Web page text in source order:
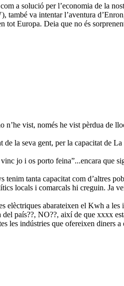
a solució per l’economia de la
també va intentar l’aventura
Europa. Deia que no és
vist, només he vist pèrdua de
la seva gent, per la capacitat de
jo i os porto feina”...encara que
tanta capacitat com d’altres
locals i comarcals hi creguin. Ja
elèctriques abarateixen el Kwh a les
país??, NO??, així de que xxxx
les indústries que ofereixen diners a